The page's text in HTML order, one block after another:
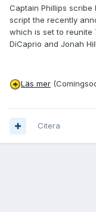
Captain Phillips scribe
script the recently
which is set to reunite
DiCaprio and Jonah
Läs mer
Citera